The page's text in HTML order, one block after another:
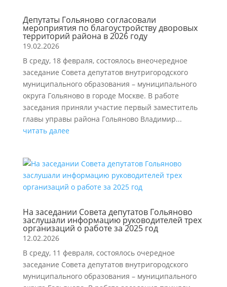
Депутаты Гольяново согласовали
мероприятия по благоустройству дворовых
территорий района в 2026 году
19.02.2026
В среду, 18 февраля, состоялось внеочередное
заседание Совета депутатов внутригородского
муниципального образования – муниципального
округа Гольяново в городе Москве. В работе
заседания приняли участие первый заместитель
главы управы района Гольяново Владимир...
читать далее
На заседании Совета депутатов Гольяново
заслушали информацию руководителей трех
организаций о работе за 2025 год
12.02.2026
В среду, 11 февраля, состоялось очередное
заседание Совета депутатов внутригородского
муниципального образования – муниципального